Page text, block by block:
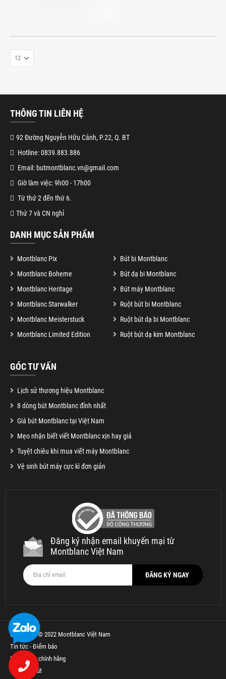
THÔNG TIN LIÊN HỆ
92 Đường Nguyễn Hữu Cảnh, P.22, Q. BT
Hotline: 0839.883.886
Email: butmontblanc.vn@gmail.com
Giờ làm việc: 9h00 - 17h00
Từ thứ 2 đến thứ 6.
Thứ 7 và CN nghỉ
DANH MỤC SẢN PHẨM
Montblanc Pix
Bút bi Montblanc
Montblanc Boheme
Bút dạ bi Montblanc
Montblanc Heritage
Bút máy Montblanc
Montblanc Starwalker
Ruột bút bi Montblanc
Montblanc Meisterstuck
Ruột bút dạ bi Montblanc
Montblanc Limited Edition
Ruột bút dạ kim Montblanc
GÓC TƯ VẤN
Lịch sử thương hiệu Montblanc
8 dòng bút Montblanc đỉnh nhất
Giá bút Montblanc tại Việt Nam
Mẹo nhận biết viết Montblanc xịn hay giả
Tuyệt chiêu khi mua viết máy Montblanc
Vệ sinh bút máy cực kì đơn giản
Đăng ký nhận email khuyến mại từ
Montblanc Việt Nam
Bản quyền © 2022 Montblanc Việt Nam
Tin tức - Điểm báo
Bút Parker chính hãng
Thế Giới Bút